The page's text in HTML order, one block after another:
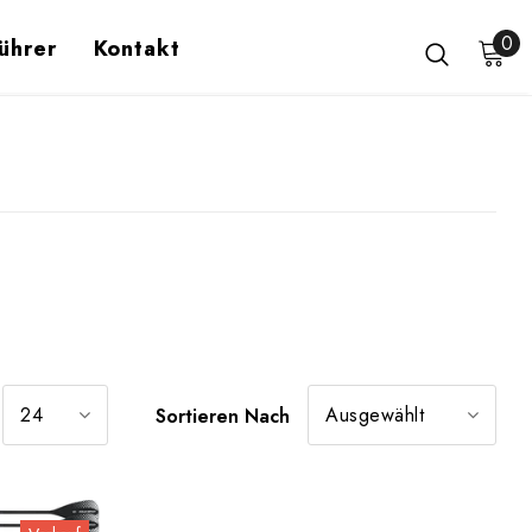
Kontakt 0
24 Sortieren Nach Ausgewählt